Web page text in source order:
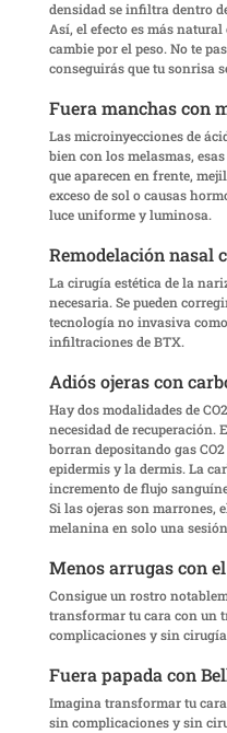
densidad se infiltra dentro
Así, el efecto es más
cambie por el peso. No te
conseguirás que tu sonrisa
Fuera manchas con
Las microinyecciones de
bien con los melasmas,
que aparecen en frente,
exceso de sol o causas
luce uniforme y luminosa.
Remodelación nasal
La cirugía estética de la
necesaria. Se pueden
tecnología no invasiva
infiltraciones de BTX.
Adiós ojeras con
Hay dos modalidades de
necesidad de recuperación.
borran depositando gas
epidermis y la dermis. La
incremento de flujo
Si las ojeras son marrones,
melanina en solo una
Menos arrugas con
Consigue un rostro
transformar tu cara con un
complicaciones y sin
Fuera papada con
Imagina transformar tu
sin complicaciones y sin